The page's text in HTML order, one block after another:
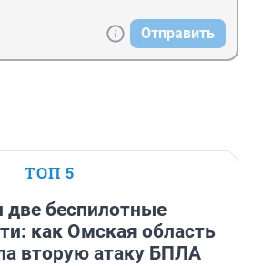
Отправить
ТОП 5
беспилотные
как Омская область
вторую атаку БПЛА